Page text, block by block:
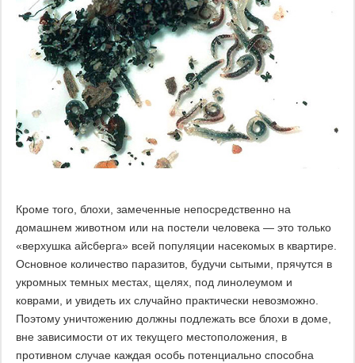
Кроме того, блохи, замеченные непосредственно на
домашнем животном или на постели человека — это только
«верхушка айсберга» всей популяции насекомых в квартире.
Основное количество паразитов, будучи сытыми, прячутся в
укромных темных местах, щелях, под линолеумом и
коврами, и увидеть их случайно практически невозможно.
Поэтому уничтожению должны подлежать все блохи в доме,
вне зависимости от их текущего местоположения, в
противном случае каждая особь потенциально способна